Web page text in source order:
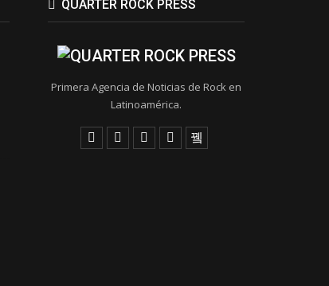
QUARTER ROCK PRESS
Primera Agencia de Noticias de Rock en
Latinoamérica.